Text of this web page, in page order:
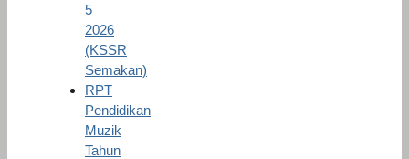
5
2026
(KSSR
Semakan)
RPT
Pendidikan
Muzik
Tahun